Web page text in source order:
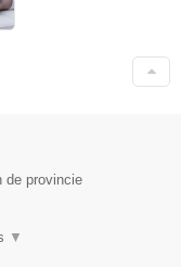
de provincie
▼